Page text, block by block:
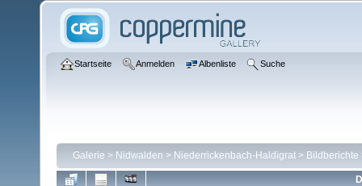
Startseite Anmelden Albenliste Suche
Galerie > Nidwalden > Niederrickenbach-Haldigrat > Bildberichte